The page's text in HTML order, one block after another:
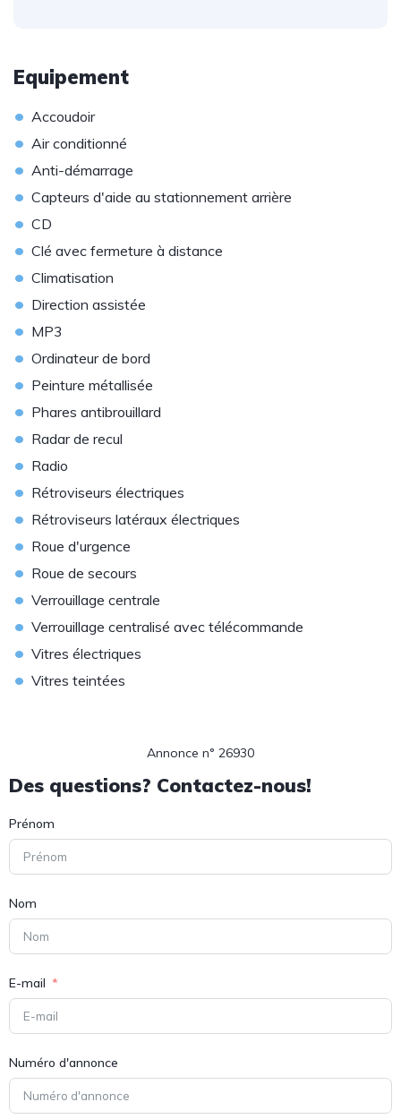
Equipement
• Accoudoir
• Air conditionné
• Anti-démarrage
• Capteurs d'aide au stationnement arrière
• CD
• Clé avec fermeture à distance
• Climatisation
• Direction assistée
• MP3
• Ordinateur de bord
• Peinture métallisée
• Phares antibrouillard
• Radar de recul
• Radio
• Rétroviseurs électriques
• Rétroviseurs latéraux électriques
• Roue d'urgence
• Roue de secours
• Verrouillage centrale
• Verrouillage centralisé avec télécommande
• Vitres électriques
• Vitres teintées
Annonce n° 26930
Des questions? Contactez-nous!
Prénom
Nom
E-mail
Numéro d'annonce